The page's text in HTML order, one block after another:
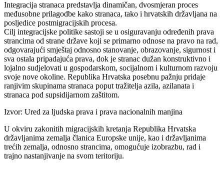
Integracija stranaca predstavlja dinamičan, dvosmjeran proces
međusobne prilagodbe kako stranaca, tako i hrvatskih državljana na
posljedice postmigracijskih procesa.
Cilj integracijske politike sastoji se u osiguravanju određenih prava
strancima od strane države koji se primarno odnose na pravo na rad,
odgovarajući smještaj odnosno stanovanje, obrazovanje, sigurnost i
sva ostala pripadajuća prava, dok je stranac dužan konstruktivno i
lojalno sudjelovati u gospodarskom, socijalnom i kulturnom razvoju
svoje nove okoline. Republika Hrvatska posebnu pažnju pridaje
ranjivim skupinama stranaca poput tražitelja azila, azilanata i
stranaca pod supsidijarnom zaštitom.
Izvor: Ured za ljudska prava i prava nacionalnih manjina
U okviru zakonitih migracijskih kretanja Republika Hrvatska
državljanima zemalja članica Europske unije, kao i državljanima
trećih zemalja, odnosno strancima, omogućuje izobrazbu, rad i
trajno nastanjivanje na svom teritoriju.